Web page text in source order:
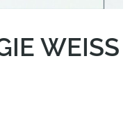
WEISS M